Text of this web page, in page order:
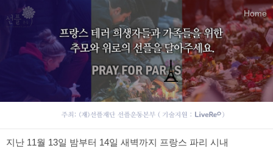
Home
지난 11월 13일 밤부터 14일 새벽까지 프랑스 파리 시내